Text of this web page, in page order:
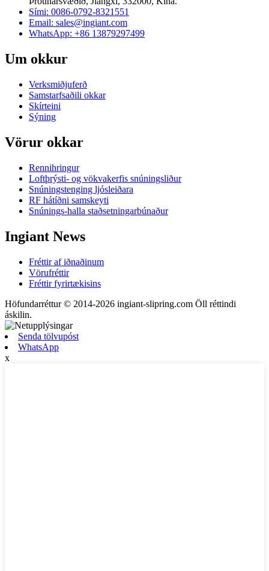
Sími: 0086-0792-8321551
Email: sales@ingiant.com
WhatsApp: +86 13879297499
Um okkur
Verksmiðjuferð
Samstarfsaðili okkar
Skírteini
Sýning
Vörur okkar
Rennihringur
Loftþrýsti- og vökvakerfis snúningsliður
Snúningstenging ljósleiðara
RF hátíðni samskeyti
Snúnings-halla staðsetningarbúnaður
Ingiant News
Fréttir af iðnaðinum
Vörufréttir
Fréttir fyrirtækisins
Höfundarréttur © 2014-2026 ingiant-slipring.com Öll réttindi
áskilin.
Senda tölvupóst
WhatsApp
x